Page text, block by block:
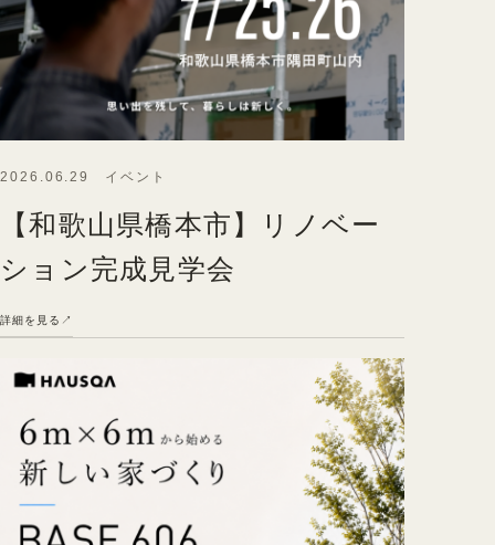
2026.06.29 イベント
【和歌山県橋本市】リノベー
ション完成見学会
詳細を見る